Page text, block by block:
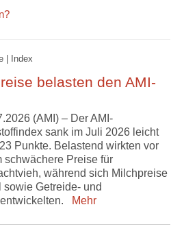
| Index
belasten den AMI-
(AMI) – Der AMI-
sank im Juli 2026 leicht
Punkte. Belastend wirkten vor
schwächere Preise für
während sich Milchpreise
sowie Getreide- und
Mehr